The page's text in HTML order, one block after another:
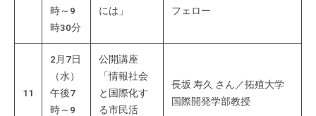
時～9
時30分
には」
フェロー
11
2月7日
（水）
午後7
時～9
公開講座
「情報社会
と国際化す
る市民活
長坂 寿久 さん／拓殖大学
国際開発学部教授